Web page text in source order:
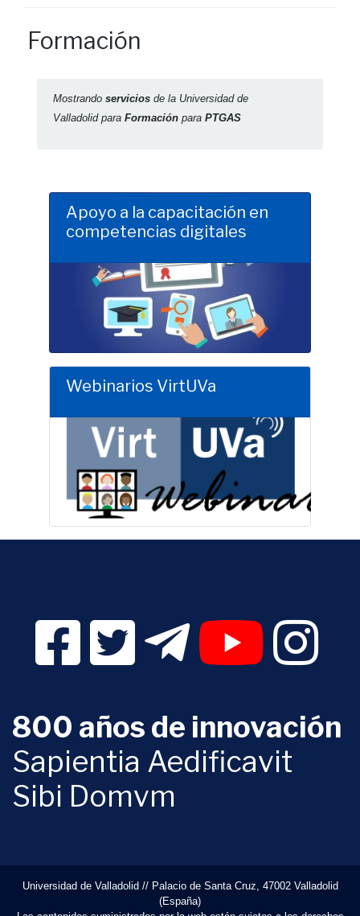
Formación
Mostrando servicios de la Universidad de
Valladolid para Formación para PTGAS
Apoyo a la capacitación en
competencias digitales
Clic para saber más
Webinarios VirtUVa
Clic para saber más
Facebook Digital UVa (se abrirá en una nueva
Twitter Digital UVa (se abrirá en una
Telegram Digital UVa (se
YouTube Digital
800 años de innovación
Sapientia Aedificavit
Sibi Domvm
Universidad de Valladolid // Palacio de Santa Cruz, 47002 Valladolid
(España)